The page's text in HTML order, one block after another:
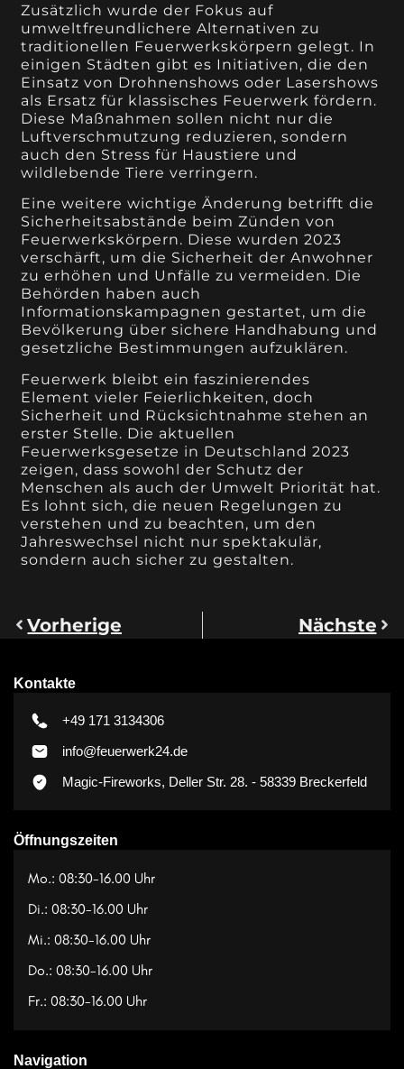
Zusätzlich wurde der Fokus auf
umweltfreundlichere Alternativen zu
traditionellen Feuerwerkskörpern gelegt. In
einigen Städten gibt es Initiativen, die den
Einsatz von Drohnenshows oder Lasershows
als Ersatz für klassisches Feuerwerk fördern.
Diese Maßnahmen sollen nicht nur die
Luftverschmutzung reduzieren, sondern
auch den Stress für Haustiere und
wildlebende Tiere verringern.
Eine weitere wichtige Änderung betrifft die
Sicherheitsabstände beim Zünden von
Feuerwerkskörpern. Diese wurden 2023
verschärft, um die Sicherheit der Anwohner
zu erhöhen und Unfälle zu vermeiden. Die
Behörden haben auch
Informationskampagnen gestartet, um die
Bevölkerung über sichere Handhabung und
gesetzliche Bestimmungen aufzuklären.
Feuerwerk bleibt ein faszinierendes
Element vieler Feierlichkeiten, doch
Sicherheit und Rücksichtnahme stehen an
erster Stelle. Die aktuellen
Feuerwerksgesetze in Deutschland 2023
zeigen, dass sowohl der Schutz der
Menschen als auch der Umwelt Priorität hat.
Es lohnt sich, die neuen Regelungen zu
verstehen und zu beachten, um den
Jahreswechsel nicht nur spektakulär,
sondern auch sicher zu gestalten.
Vorherige Nächste
Kontakte
+49 171 3134306
info@feuerwerk24.de
Magic-Fireworks, Deller Str. 28. - 58339 Breckerfeld
Öffnungszeiten
Mo.: 08:30-16.00 Uhr
Di.: 08:30-16.00 Uhr
Mi.: 08:30-16.00 Uhr
Do.: 08:30-16.00 Uhr
Fr.: 08:30-16.00 Uhr
Navigation